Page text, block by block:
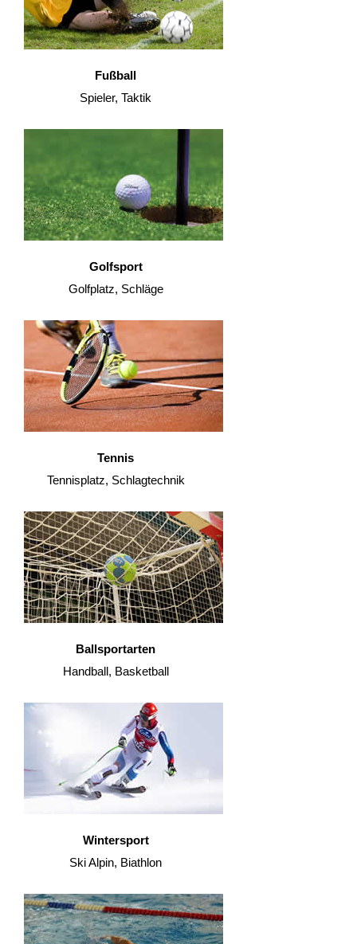
Fußball
Spieler, Taktik
Golfsport
Golfplatz, Schläge
Tennis
Tennisplatz, Schlagtechnik
Ballsportarten
Handball, Basketball
Wintersport
Ski Alpin, Biathlon